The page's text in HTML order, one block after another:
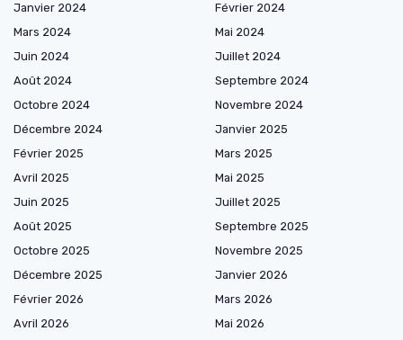
Janvier 2024
Février 2024
Mars 2024
Mai 2024
Juin 2024
Juillet 2024
Août 2024
Septembre 2024
Octobre 2024
Novembre 2024
Décembre 2024
Janvier 2025
Février 2025
Mars 2025
Avril 2025
Mai 2025
Juin 2025
Juillet 2025
Août 2025
Septembre 2025
Octobre 2025
Novembre 2025
Décembre 2025
Janvier 2026
Février 2026
Mars 2026
Avril 2026
Mai 2026